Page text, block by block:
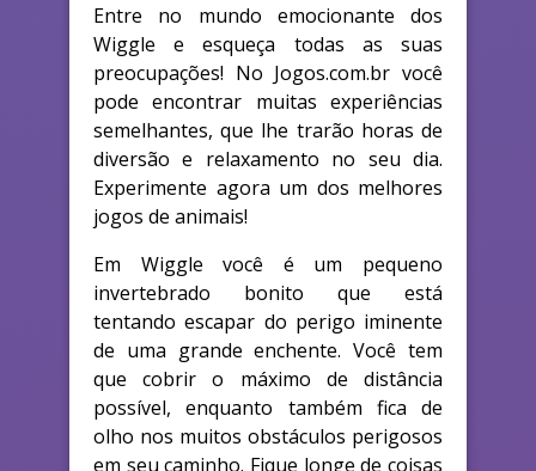
Entre no mundo emocionante dos
Wiggle e esqueça todas as suas
preocupações! No Jogos.com.br você
pode encontrar muitas experiências
semelhantes, que lhe trarão horas de
diversão e relaxamento no seu dia.
Experimente agora um dos melhores
jogos de animais!
Em Wiggle você é um pequeno
invertebrado bonito que está
tentando escapar do perigo iminente
de uma grande enchente. Você tem
que cobrir o máximo de distância
possível, enquanto também fica de
olho nos muitos obstáculos perigosos
em seu caminho. Fique longe de coisas